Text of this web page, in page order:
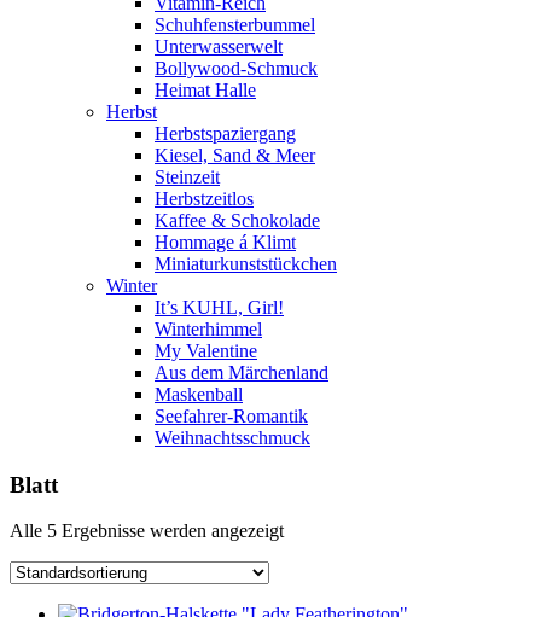
Schuhfensterbummel
Unterwasserwelt
Bollywood-Schmuck
Heimat Halle
Herbst
Herbstspaziergang
Kiesel, Sand & Meer
Steinzeit
Herbstzeitlos
Kaffee & Schokolade
Hommage á Klimt
Miniaturkunststückchen
Winter
It’s KUHL, Girl!
Winterhimmel
My Valentine
Aus dem Märchenland
Maskenball
Seefahrer-Romantik
Weihnachtsschmuck
Blatt
Alle 5 Ergebnisse werden angezeigt